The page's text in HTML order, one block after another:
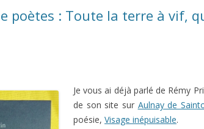
poètes : Toute la terre à vif,
Je vous ai déjà parlé de Rémy
de son site sur Aulnay de
poésie, Visage inépuisable.